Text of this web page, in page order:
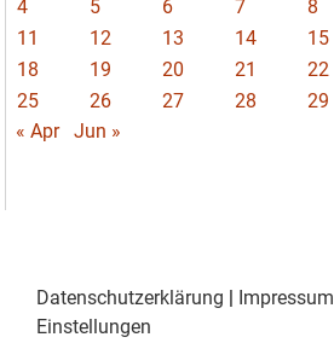
4
5 6 7 8
11
12 13 14 15
18
19 20 21 22
25
26 27 28 29
« Apr
Jun »
Datenschutzerklärung | Impressum
Einstellungen